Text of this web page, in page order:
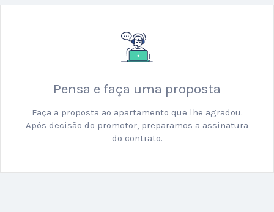
Pensa e faça uma proposta
Faça a proposta ao apartamento que lhe agradou.
Após decisão do promotor, preparamos a assinatura
do contrato.